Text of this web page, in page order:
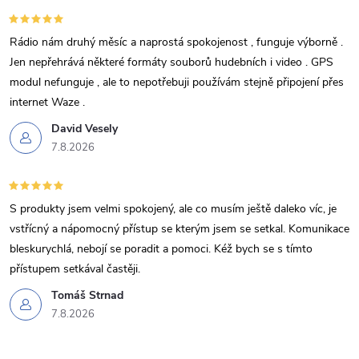
David Vesely
7.8.2026
Rádio nám druhý měsíc a naprostá spokojenost , funguje výborně .
Jen nepřehrává některé formáty souborů hudebních i video . GPS
modul nefunguje , ale to nepotřebuji používám stejně připojení přes
internet Waze .
Tomáš Strnad
7.8.2026
S produkty jsem velmi spokojený, ale co musím ještě daleko víc, je
vstřícný a nápomocný přístup se kterým jsem se setkal. Komunikace
bleskurychlá, nebojí se poradit a pomoci. Kéž bych se s tímto
přístupem setkával častěji.